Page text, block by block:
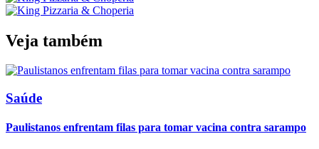
Veja também
Saúde
Paulistanos enfrentam filas para tomar vacina contra sarampo